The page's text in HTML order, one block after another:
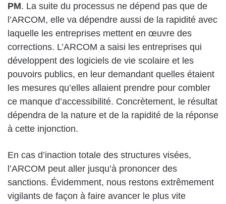
PM. La suite du processus ne dépend pas que de
l’ARCOM, elle va dépendre aussi de la rapidité avec
laquelle les entreprises mettent en œuvre des
corrections. L’ARCOM a saisi les entreprises qui
développent des logiciels de vie scolaire et les
pouvoirs publics, en leur demandant quelles étaient
les mesures qu’elles allaient prendre pour combler
ce manque d’accessibilité. Concrètement, le résultat
dépendra de la nature et de la rapidité de la réponse
à cette injonction.
En cas d’inaction totale des structures visées,
l’ARCOM peut aller jusqu’à prononcer des
sanctions. Évidemment, nous restons extrêmement
vigilants de façon à faire avancer le plus vite